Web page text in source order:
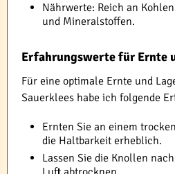
Nährwerte: Reich an
und Mineralstoffen.
Erfahrungswerte für Ernte
Für eine optimale Ernte und
Sauerklees habe ich folgende
Ernten Sie an einem
die Haltbarkeit erheblich.
Lassen Sie die Knollen